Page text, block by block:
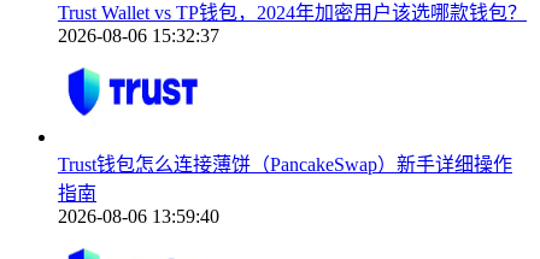
Trust Wallet vs TP钱包，2024年加密用户该选哪款钱包？
2026-08-06 15:32:37
Trust钱包怎么连接薄饼（PancakeSwap）新手详细操作
指南
2026-08-06 13:59:40